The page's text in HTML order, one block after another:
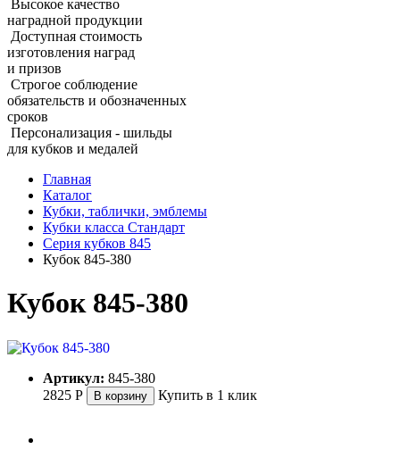
Высокое качество
наградной продукции
Доступная стоимость
изготовления наград
и призов
Строгое соблюдение
обязательств и обозначенных
сроков
Персонализация - шильды
для кубков и медалей
Главная
Каталог
Кубки, таблички, эмблемы
Кубки класса Стандарт
Серия кубков 845
Кубок 845‑380
Кубок 845‑380
Артикул: 845-380
2825 Р В корзину Купить в 1 клик